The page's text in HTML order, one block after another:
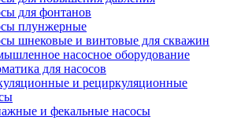
для фонтанов
плунжерные
шнековые и винтовые для скважин
насосное оборудование
для насосов
и рециркуляционные
и фекальные насосы